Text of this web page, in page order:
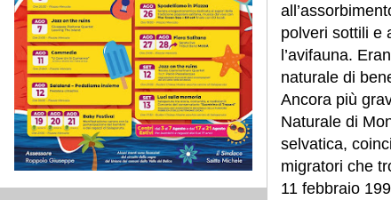
polveri sottili e
l’avifauna.
naturale di
Ancora più
Naturale di
selvatica,
migratori che
11 febbraio